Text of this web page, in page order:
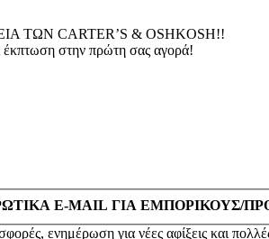
CARTER’S & OSHKOSH!!
έκπτωση στην πρώτη σας αγορά!
E-MAIL ΓΙΑ ΕΜΠΟΡΙΚΟΥΣ/
ενημέρωση για νέες αφίξεις και